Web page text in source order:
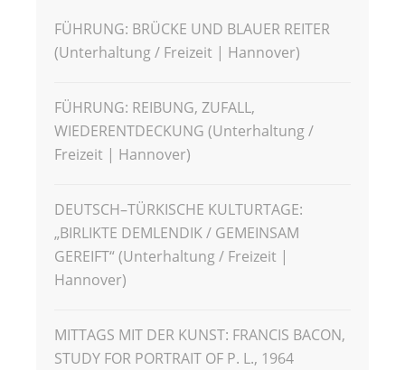
FÜHRUNG: BRÜCKE UND BLAUER REITER
(Unterhaltung / Freizeit | Hannover)
FÜHRUNG: REIBUNG, ZUFALL,
WIEDERENTDECKUNG (Unterhaltung /
Freizeit | Hannover)
DEUTSCH–TÜRKISCHE KULTURTAGE:
„BIRLIKTE DEMLENDIK / GEMEINSAM
GEREIFT“ (Unterhaltung / Freizeit |
Hannover)
MITTAGS MIT DER KUNST: FRANCIS BACON,
STUDY FOR PORTRAIT OF P. L., 1964